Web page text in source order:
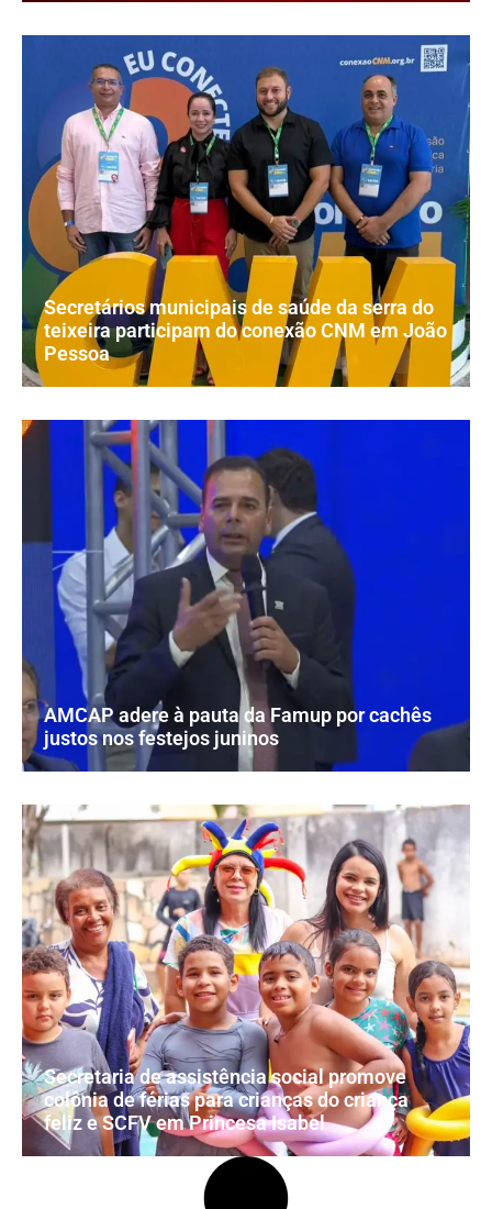
Secretários municipais de saúde da serra do
teixeira participam do conexão CNM em João
Pessoa
AMCAP adere à pauta da Famup por cachês
justos nos festejos juninos
Secretaria de assistência social promove
colônia de férias para crianças do criança
feliz e SCFV em Princesa Isabel